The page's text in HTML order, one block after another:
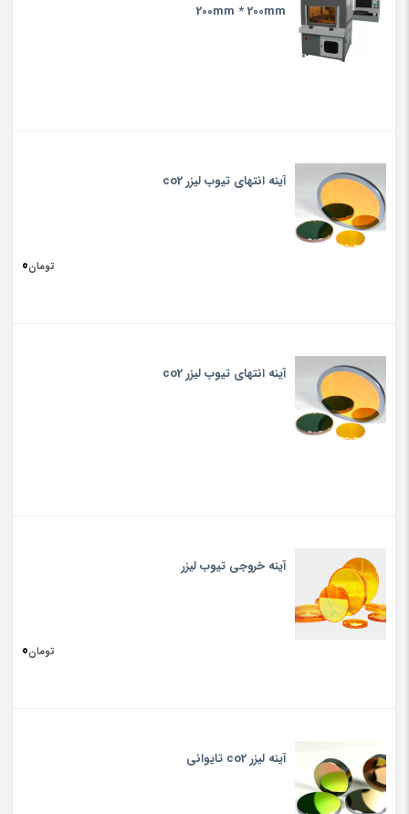
200mm * 200mm
آینه انتهای تیوب لیزر co2
تومان0
آینه انتهای تیوب لیزر co2
آینه خروجی تیوب لیزر
تومان0
آینه لیزر co2 تایوانی